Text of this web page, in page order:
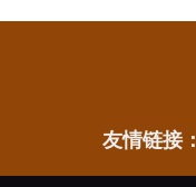
友情链接：